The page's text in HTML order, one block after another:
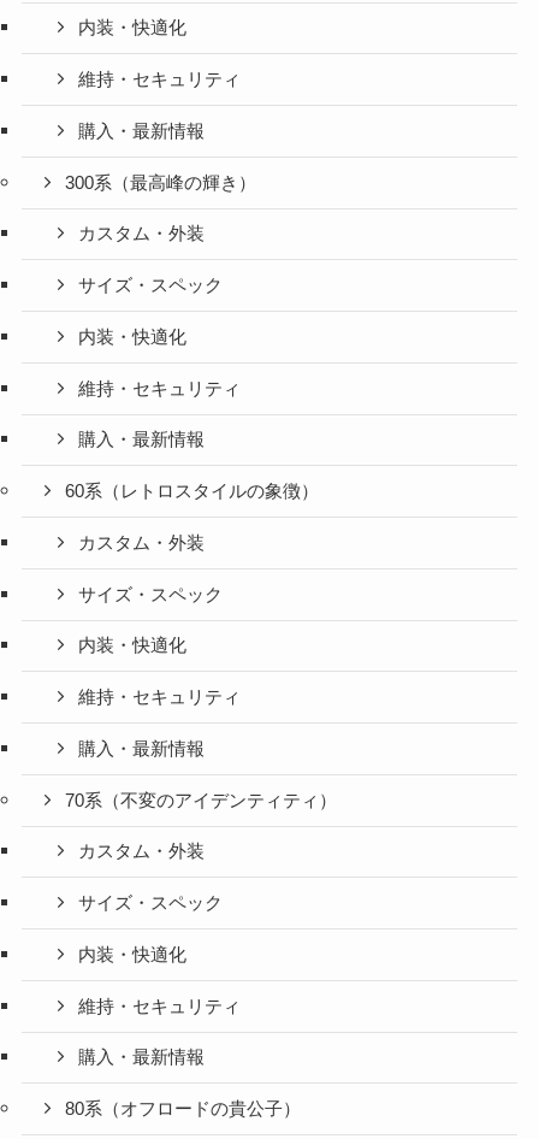
内装・快適化
維持・セキュリティ
購入・最新情報
300系（最高峰の輝き）
カスタム・外装
サイズ・スペック
内装・快適化
維持・セキュリティ
購入・最新情報
60系（レトロスタイルの象徴）
カスタム・外装
サイズ・スペック
内装・快適化
維持・セキュリティ
購入・最新情報
70系（不変のアイデンティティ）
カスタム・外装
サイズ・スペック
内装・快適化
維持・セキュリティ
購入・最新情報
80系（オフロードの貴公子）